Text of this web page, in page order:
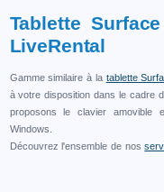
Tablette
LiveRental
Gamme similaire à la tablette
à votre disposition dans le cadre
proposons le clavier amovible
Windows.
Découvrez l'ensemble de nos